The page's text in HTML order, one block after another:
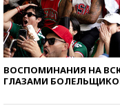
ВОСПОМИНАНИЯ НА
ГЛАЗАМИ